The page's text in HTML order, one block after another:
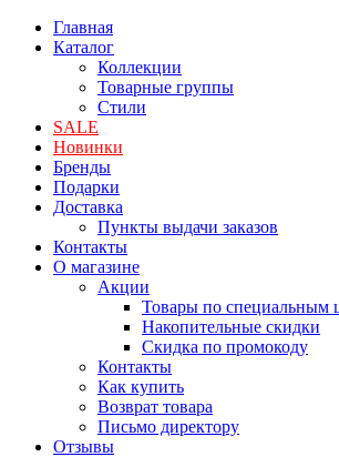
Главная
Каталог
Коллекции
Товарные группы
Стили
SALE
Новинки
Бренды
Подарки
Доставка
Пункты выдачи заказов
Контакты
О магазине
Акции
Товары по специальным
Накопительные скидки
Скидка по промокоду
Контакты
Как купить
Возврат товара
Письмо директору
Отзывы